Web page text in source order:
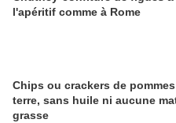
l'apéritif comme à Rome
Chips ou crackers de
terre, sans huile ni aucune
grasse